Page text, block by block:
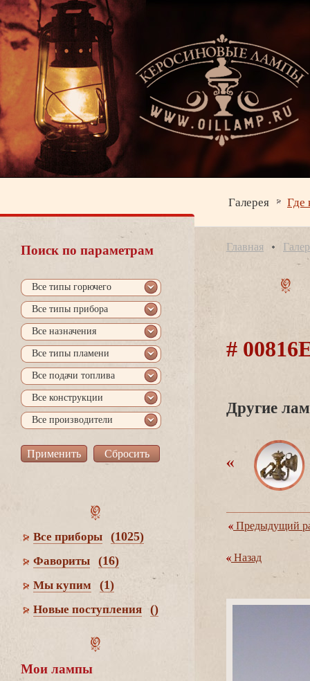
Галерея Где
Поиск по параметрам
се типы горючего
се типы прибора
се назначения
се типы пламени
се подачи топлива
се конструкции
се производители
се приборы (1025)
Фавориты (16)
Мы купим (1)
Новые поступления ()
Мои лампы
Главная
#
Другие
Предыдущий
Назад